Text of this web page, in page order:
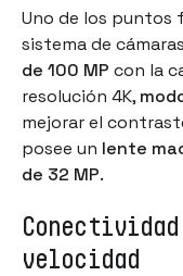
Uno de los puntos
sistema de
de 100 MP con la
resolución 4K,
mejorar el
posee un lente
de 32 MP.
velocidad